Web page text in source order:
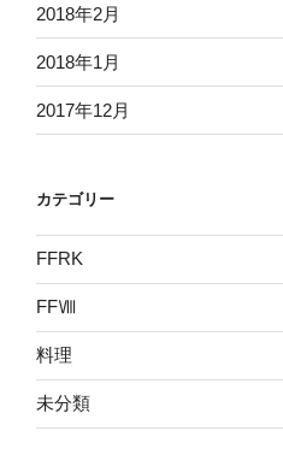
2018年2月
2018年1月
2017年12月
カテゴリー
FFRK
FFⅧ
料理
未分類